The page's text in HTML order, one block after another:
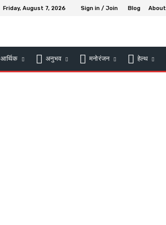
Friday, August 7, 2026 Sign in / Join Blog About
आर्थिक अनुभव मनोरंजन हेल्थ